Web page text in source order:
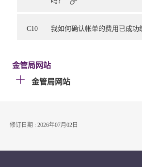
C10 我如何确认帐单的费用已成功
金管局网站
金管局网站
修订日期 : 2026年07月02日